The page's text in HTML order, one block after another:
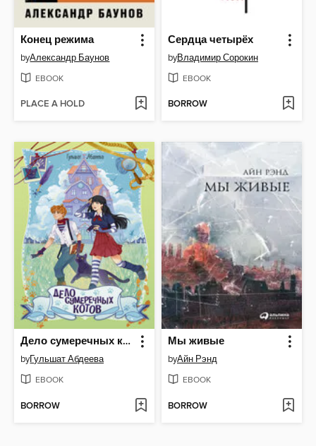
Конец режима
byАлександр Баунов
EBOOK
PLACE A HOLD
Сердца четырёх
byВладимир Сорокин
EBOOK
BORROW
Дело сумеречных котов
byГульшат Абдеева
EBOOK
BORROW
Мы живые
byАйн Рэнд
EBOOK
BORROW